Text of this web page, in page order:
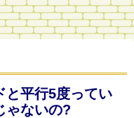
と平行5度ってい
ゃないの?